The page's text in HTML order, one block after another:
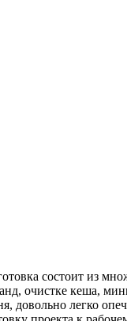
состоит из
очистке кеша,
довольно легко